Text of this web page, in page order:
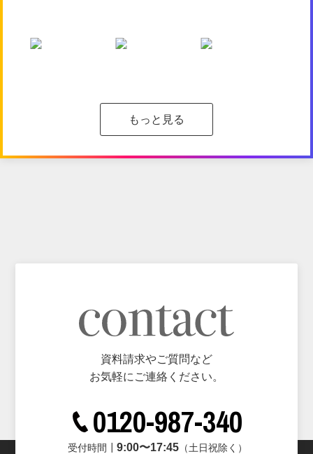
もっと見る
資料請求やご質問など
お気軽にご連絡ください。
0120-987-340
受付時間┃ 9:00〜17:45（土日祝除く）